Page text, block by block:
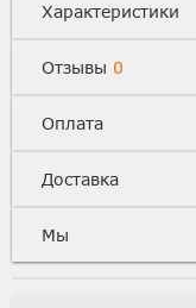
Характеристики
Отзывы 0
Оплата
Доставка
Мы